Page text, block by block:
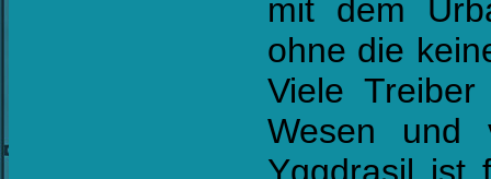
mit dem
ohne die
Viele
Wesen und